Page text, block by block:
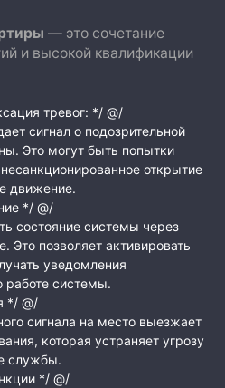
— это сочетание
и высокой квалификации
тревог: */ @/
сигнал о подозрительной
Это могут быть попытки
открытие
движение.
*/ @/
состояние системы через
Это позволяет активировать
уведомления
работе системы.
*/ @/
сигнала на место выезжает
которая устраняет угрозу
службы.
*/ @/